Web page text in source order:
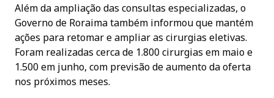
Além da ampliação das consultas especializadas, o
Governo de Roraima também informou que mantém
ações para retomar e ampliar as cirurgias eletivas.
Foram realizadas cerca de 1.800 cirurgias em maio e
1.500 em junho, com previsão de aumento da oferta
nos próximos meses.